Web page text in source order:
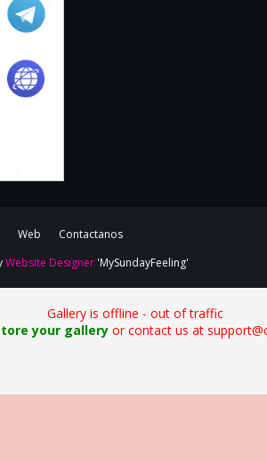
Web
Contactanos
Website Designer 'MySundayFeeling'
Gallery is offline - out of traffic
your galleryor contact us at